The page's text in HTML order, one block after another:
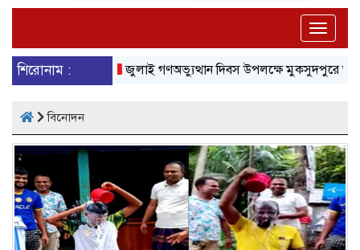
Toggle
শিরোনাম :
সচিব আহত জুলাই গণঅভ্যুত্থান দিবস উপলক্ষে মুকসুদপুরে আলোচনা
বিনোদন